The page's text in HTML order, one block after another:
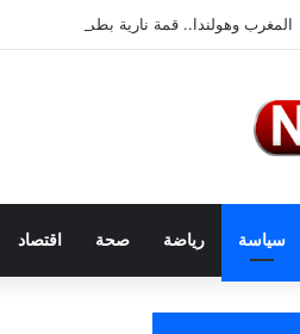
المغرب وهولندا.. قمة نارية بطموح التأهل إلى
سياسة رياضة صحة اقتصاد